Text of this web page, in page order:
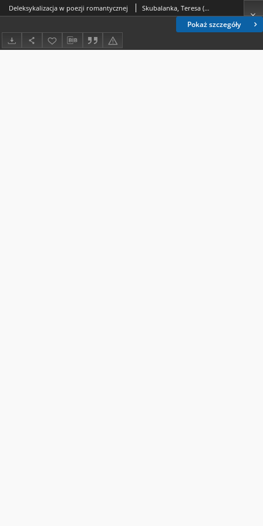
Pokaż szczegóły
Deleksykalizacja w poezji romantycznej Skubalanka, Teresa (1928-2016)